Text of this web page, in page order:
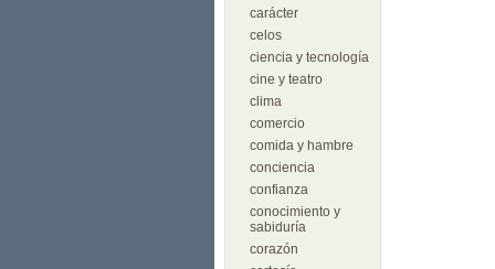
carácter
celos
ciencia y tecnología
cine y teatro
clima
comercio
comida y hambre
conciencia
confianza
conocimiento y
sabiduría
corazón